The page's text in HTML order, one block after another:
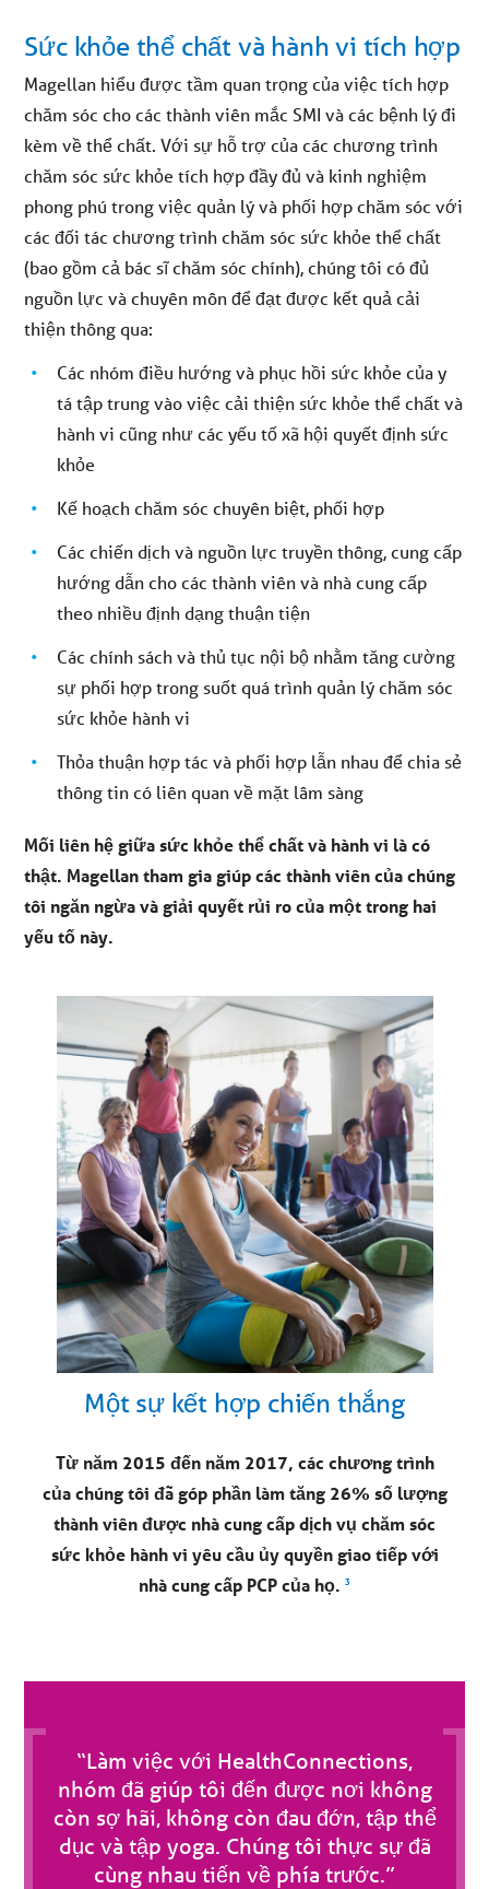
Sức khỏe thể chất và hành vi tích hợp
Magellan hiểu được tầm quan trọng của việc tích hợp
chăm sóc cho các thành viên mắc SMI và các bệnh lý đi
kèm về thể chất. Với sự hỗ trợ của các chương trình
chăm sóc sức khỏe tích hợp đầy đủ và kinh nghiệm
phong phú trong việc quản lý và phối hợp chăm sóc với
các đối tác chương trình chăm sóc sức khỏe thể chất
(bao gồm cả bác sĩ chăm sóc chính), chúng tôi có đủ
nguồn lực và chuyên môn để đạt được kết quả cải
thiện thông qua:
Các nhóm điều hướng và phục hồi sức khỏe của y
tá tập trung vào việc cải thiện sức khỏe thể chất và
hành vi cũng như các yếu tố xã hội quyết định sức
khỏe
Kế hoạch chăm sóc chuyên biệt, phối hợp
Các chiến dịch và nguồn lực truyền thông, cung cấp
hướng dẫn cho các thành viên và nhà cung cấp
theo nhiều định dạng thuận tiện
Các chính sách và thủ tục nội bộ nhằm tăng cường
sự phối hợp trong suốt quá trình quản lý chăm sóc
sức khỏe hành vi
Thỏa thuận hợp tác và phối hợp lẫn nhau để chia sẻ
thông tin có liên quan về mặt lâm sàng
Mối liên hệ giữa sức khỏe thể chất và hành vi là có
thật. Magellan tham gia giúp các thành viên của chúng
tôi ngăn ngừa và giải quyết rủi ro của một trong hai
yếu tố này.
Một sự kết hợp chiến thắng
Từ năm 2015 đến năm 2017, các chương trình
của chúng tôi đã góp phần làm tăng 26% số lượng
thành viên được nhà cung cấp dịch vụ chăm sóc
sức khỏe hành vi yêu cầu ủy quyền giao tiếp với
nhà cung cấp PCP của họ. 3
“Làm việc với HealthConnections,
nhóm đã giúp tôi đến được nơi không
còn sợ hãi, không còn đau đớn, tập thể
dục và tập yoga. Chúng tôi thực sự đã
cùng nhau tiến về phía trước.”